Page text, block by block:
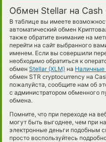
Обмен Stellar на Cash
В таблице вы имеете
автоматический обмен
также обратите внимание на
перейти на сайт выбранного
именем. Если вы совершили
необходимо обратиться к
обмен Stellar (XLM) на Наличные
обмен STR cryptocurrency на
пожалуйста, сообщите нам об
с администратором обменного
обмена.
Помните, что при переходе на
могут быть выгоднее, чем при
электронные деньги подобным
просто воспользуйтесь